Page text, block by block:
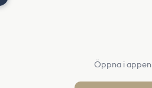
Öppna i appen